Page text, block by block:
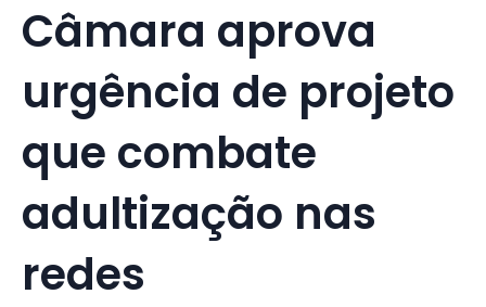
Câmara aprova
urgência de projeto
que combate
adultização nas
redes